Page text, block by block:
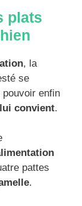
plats
, la
se
pouvoir enfin
convient.
pattes
.